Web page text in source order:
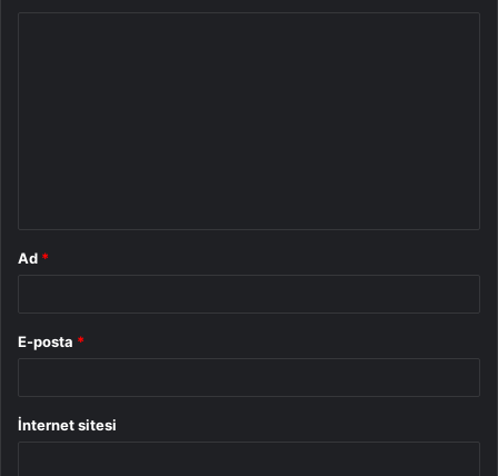
Ad *
E-posta *
İnternet sitesi